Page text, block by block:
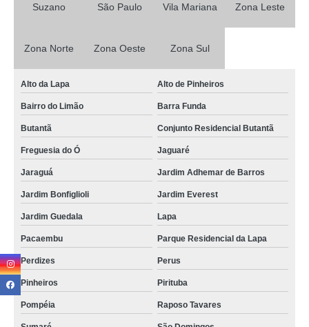
quanto custa brownie personalizado para brindes Vila Esperança
comprar brownie personalizado para brindes Tucuruvi
quanto custa brownie personalizado corporativo Pompéia
mini brownie personalizado preço Zona oeste
brownie personalizado para casamento preço Sapopemba
mini brownie para casamento Parque Peruche
mini brownie personalizado valor Jardim Iguatemi
quanto custa mini brownie Vila Esperança
mini brownie Guarulhos
brownie personalizado para casamento valor Parque São Rafael
Suzano São Paulo Vila Mariana Zona Leste
Zona Norte Zona Oeste Zona Sul
Alto da Lapa Alto de Pinheiros
Bairro do Limão Barra Funda
Butantã Conjunto Residencial Butantã
Freguesia do Ó Jaguaré
Jaraguá Jardim Adhemar de Barros
Jardim Bonfiglioli Jardim Everest
Jardim Guedala Lapa
Pacaembu Parque Residencial da Lapa
Perdizes Perus
Pinheiros Pirituba
Pompéia Raposo Tavares